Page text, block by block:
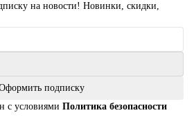
на новости! Новинки, скидки,
подписку
с условиями Политика безопасности